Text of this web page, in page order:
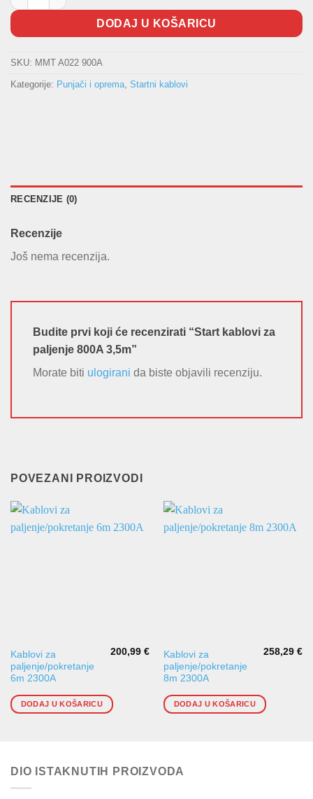
DODAJ U KOŠARICU
SKU: MMT A022 900A
Kategorije: Punjači i oprema, Startni kablovi
RECENZIJE (0)
Recenzije
Još nema recenzija.
Budite prvi koji će recenzirati “Start kablovi za
paljenje 800A 3,5m”
Morate biti ulogirani da biste objavili recenziju.
POVEZANI PROIZVODI
Kablovi za
paljenje/pokretanje
6m 2300A
200,99€
DODAJ U KOŠARICU
Kablovi za
paljenje/pokretanje
8m 2300A
258,29€
DODAJ U KOŠARICU
DIO ISTAKNUTIH PROIZVODA